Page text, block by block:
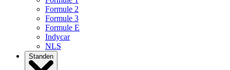
Formule 2
Formule 3
Formule E
Indycar
NLS
Standen